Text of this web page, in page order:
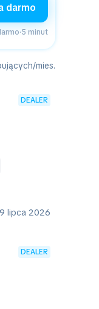
darmo
·5 minut
mies.
DEALER
lipca 2026
DEALER